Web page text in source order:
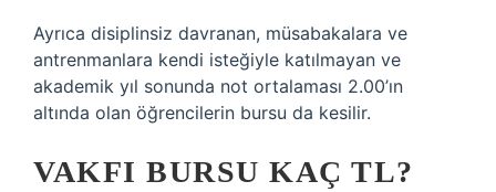
Ayrıca disiplinsiz davranan, müsabakalara ve
antrenmanlara kendi isteğiyle katılmayan ve
akademik yıl sonunda not ortalaması 2.00’ın
altında olan öğrencilerin bursu da kesilir.
VAKFI BURSU KAÇ TL?